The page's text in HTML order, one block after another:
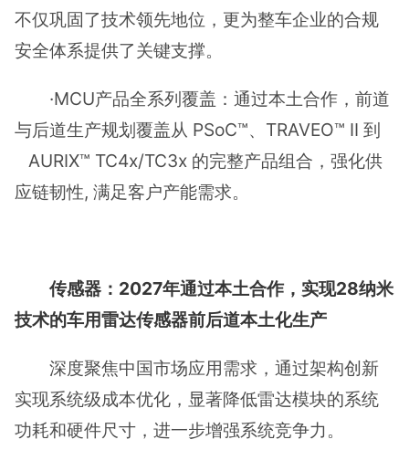
不仅巩固了技术领先地位，更为整车企业的合规
安全体系提供了关键支撑。
·MCU产品全系列覆盖：通过本土合作，前道
与后道生产规划覆盖从 PSoC™、TRAVEO™ II 到
AURIX™ TC4x/TC3x 的完整产品组合，强化供
应链韧性, 满足客户产能需求。
传感器：2027年通过本土合作，实现28纳米
技术的车用雷达传感器前后道本土化生产
深度聚焦中国市场应用需求，通过架构创新
实现系统级成本优化，显著降低雷达模块的系统
功耗和硬件尺寸，进一步增强系统竞争力。